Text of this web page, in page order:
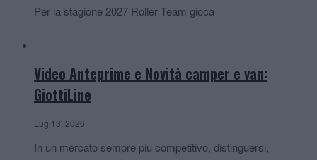
Per la stagione 2027 Roller Team gioca
Video Anteprime e Novità camper e van:
GiottiLine
Lug 13, 2026
In un mercato sempre più competitivo, distinguersi,